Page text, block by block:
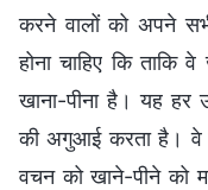
करने वालों को अपने
होना चाहिए कि
खाना-पीना है। यह हर
की अगुआई करता है। वे
वचन को खाने-पीने को